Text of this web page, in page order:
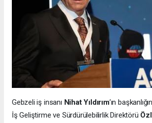
Gebzeli iş insanı Nihat Yıldırım’ın
İş Geliştirme ve Sürdürülebilirlik Direktörü